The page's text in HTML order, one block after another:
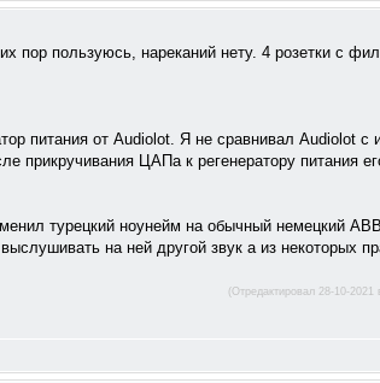
пор пользуюсь, нареканий нету. 4 розетки с
питания от Audiolot. Я не сравнивал Audiolot с
прикручивания ЦАПа к регенератору питания
турецкий ноунейм на обычный немецкий
на ней другой звук а из некоторых
(Отредактировал 28-10-2021